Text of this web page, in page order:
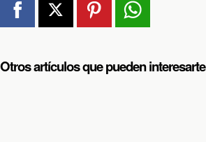
Otros artículos que pueden interesarte